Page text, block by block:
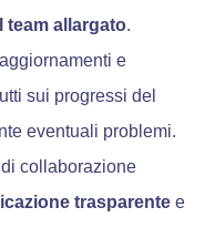
team allargato.
e
sui progressi del
eventuali problemi.
collaborazione
trasparente e